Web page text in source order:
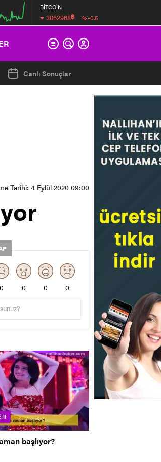
BİTCOİN
3062968฿ %-0.5
Canlı Sonuçlar
Tarihi: 4 Eylül 2020 09:00
0 0 0 0
başlıyor?